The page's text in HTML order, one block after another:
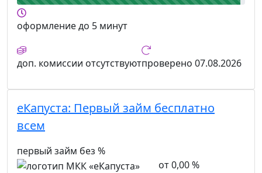
оформлениедо 5 минут
доп. комиссии отсутствуютпроверено 07.08.2026
еКапуста: Первый займ бесплатно
всем
первый займ без %
от 0,00 %